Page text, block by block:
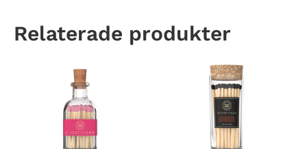
Relaterade produkter